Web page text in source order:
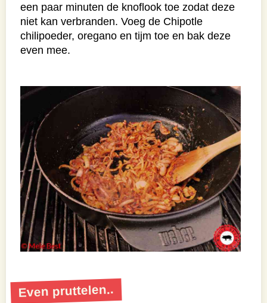
een paar minuten de knoflook toe zodat deze
niet kan verbranden. Voeg de Chipotle
chilipoeder, oregano en tijm toe en bak deze
even mee.
Even pruttelen..